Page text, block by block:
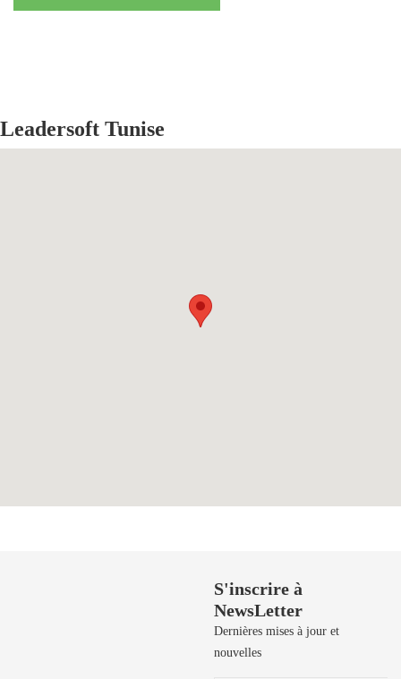
Leadersoft Tunise
S'inscrire à
NewsLetter
Dernières mises à jour et
nouvelles